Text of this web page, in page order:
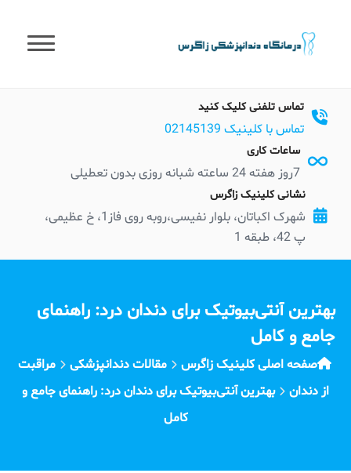
content
تماس تلفنی کلیک کنید
تماس با کلینیک 02145139
ساعات کاری
7روز هفته 24 ساعته شبانه روزی بدون تعطیلی
نشانی کلینیک زاگرس
شهرک اکباتان، بلوار نفیسی،روبه روی فاز1، خ عظیمی،
پ 42، طبقه 1
بهترین آنتی‌بیوتیک برای دندان درد: راهنمای
جامع و کامل
صفحه اصلی کلینیک زاگرس مقالات دندانپزشکی
مراقبت
از دندان
بهترین آنتی‌بیوتیک برای دندان درد: راهنمای جامع و
کامل